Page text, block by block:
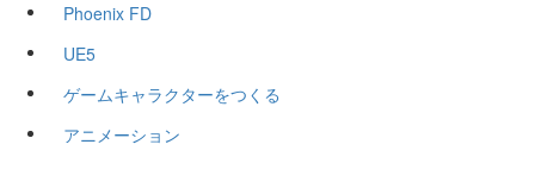
Phoenix FD
UE5
ゲームキャラクターをつくる
アニメーション